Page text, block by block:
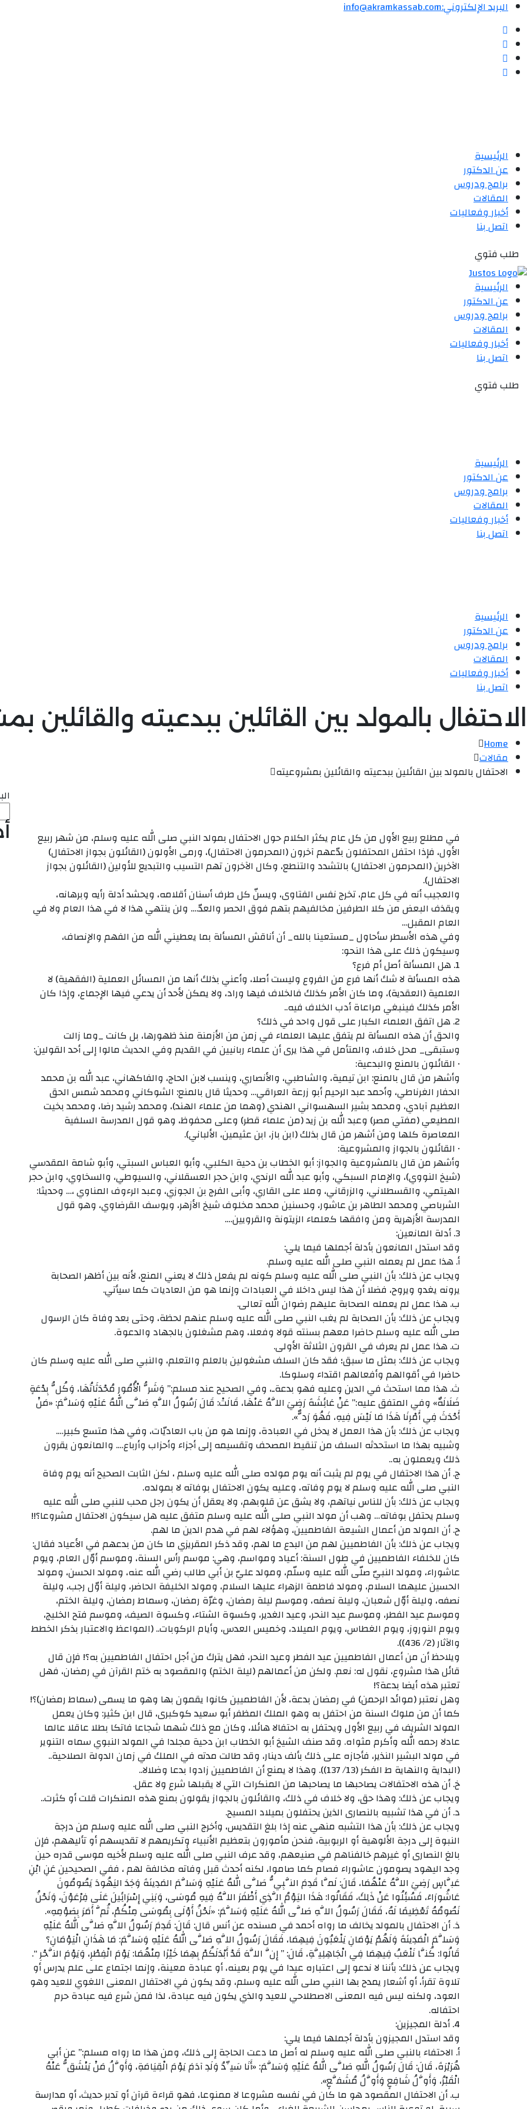
البريد الإلكتروني:info@akramkassab.com
الرئيسية
عن الدكتور
برامج ودروس
المقالات
أخبار وفعاليات
اتصل بنا
طلب فتوي
الرئيسية
عن الدكتور
برامج ودروس
المقالات
أخبار وفعاليات
اتصل بنا
طلب فتوي
الرئيسية
عن الدكتور
برامج ودروس
المقالات
أخبار وفعاليات
اتصل بنا
الرئيسية
عن الدكتور
برامج ودروس
المقالات
أخبار وفعاليات
اتصل بنا
الاحتفال بالمولد بين القائلين ببدعيته والقائلين
Home
مقالات
الاحتفال بالمولد بين القائلين ببدعيته والقائلين بمشروعيته
في مطلع ربيع الأول من كل عام يكثر الكلام حول الاحتفال بمولد النبي صلى الله عليه وسلم، من شهر ربيع
الأول، فإذا احتفل المحتفلون بدّعهم آخرون (المحرمون الاحتفال)، ورمى الأولون (القائلون بجواز الاحتفال)
الآخرين (المحرمون الاحتفال) بالتشدد والتنطع، وكال الآخرون تهم التسيب والتبديع للأولين (القائلون بجواز
الاحتفال).
والعجيب أنه في كل عام، تخرج نفس الفتاوى، ويسنّ كل طرف أسنان أقلامه، ويحشد أدلة رأيه وبرهانه،
ويقذف البعض من كلا الطرفين مخالفيهم بتهم فوق الحصر والعدّ…. ولن ينتهي هذا لا في هذا العام ولا في
العام المقبل…
وفي هذه الأسطر سأحاول _مستعينا بالله_ أن أناقش المسألة بما يعطيني الله من الفهم والإنصاف،
وسيكون ذلك على هذا النحو:
1. هل المسألة أصل أم فرع؟
هذه المسألة لا شك أنها فرع من الفروع وليست أصلا، وأعني بذلك أنها من المسائل العملية (الفقهية) لا
العلمية (العقدية)، وما كان الأمر كذلك فالخلاف فيها وراد، ولا يمكن لأحد أن يدعي فيها الإجماع، وإذا كان
الأمر كذلك فينبغي مراعاة أدب الخلاف فيه..
2. هل اتفق العلماء الكبار على قول واحد في ذلك؟
والحق أن هذه المسألة لم يتفق عليها العلماء في زمن من الأزمنة منذ ظهورها، بل كانت _وما زالت
وستبقى_ محل خلاف، والمتأمل في هذا يرى أن علماء ربانيين في القديم وفي الحديث مالوا إلى أحد القولين:
• القائلون بالمنع والبدعية:
وأشهر من قال بالمنع: ابن تيمية، والشاطبي، والأنصاري، وينسب لابن الحاج، والفاكهاني، عبد الله بن محمد
الحفار الغرناطي، وأحمد عبد الرحيم أبو زرعة العراقي… وحديثا قال بالمنع: الشوكاني ومحمد شمس الحق
العظيم آبادي، ومحمد بشير السهسواني الهندي (وهما من علماء الهند)، ومحمد رشيد رضا، ومحمد بخيت
المطيعي (مفتي مصر) وعبد الله بن زيد (من علماء قطر) وعلى محفوظ، وهو قول المدرسة السلفية
المعاصرة كلها ومن أشهر من قال بذلك (ابن باز، ابن عثيمين، الألباني).
• القائلون بالجواز والمشروعية:
وأشهر من قال بالمشروعية والجواز: أبو الخطاب بن دحية الكلبي، وأبو العباس السبتي، وأبو شامة المقدسي
(شيخ النووي)، والإمام السبكي، وأبو عبد الله الرندي، وابن حجر العسقلاني، والسيوطي، والسخاوي، وابن حجر
الهيتمي، والقسطلاني، والزرقاني، وملا على القاري، وأبى الفرج بن الجوزي، وعبد الرءوف المناوي ،… وحديثا:
الشرباصي ومحمد الطاهر بن عاشور، وحسنين محمد مخلوف شيخ الأزهر، ويوسف القرضاوي، وهو قول
المدرسة الأزهرية ومن وافقها كعلماء الزيتونة والقرويين….
3. أدلة المانعين:
وقد استدل المانعون بأدلة أجملها فيما يلي:
أ‌. هذا عمل لم يعمله النبي صلى الله عليه وسلم.
ويجاب عن ذلك: بأن النبي صلى الله عليه وسلم كونه لم يفعل ذلك لا يعني المنع، لأنه بين أظهر الصحابة
يرونه يغدو ويروح، فضلا أن هذا ليس داخلا في العبادات وإنما هو من العاديات كما سيأتي.
ب‌. هذا عمل لم يعمله الصحابة عليهم رضوان الله تعالى.
ويجاب عن ذلك: بأن الصحابة لم يغب النبي صلى الله عليه وسلم عنهم لحظة، وحتى بعد وفاة كان الرسول
صلى الله عليه وسلم حاضرا معهم بسنته قولا وفعلا، وهم مشغلون بالجهاد والدعوة.
ت‌. هذا عمل لم يعرف في القرون الثلاثة الأولى.
ويجاب عن ذلك: بمثل ما سبق؛ فقد كان السلف مشغولين بالعلم والتعلم، والنبي صلى الله عليه وسلم كان
حاضرا في أقوالهم وأفعالهم اقتداء وسلوكا.
ث‌. هذا مما استحث في الدين وعليه فهو بدعةـ، وفي الصحيح عند مسلم:” وَشَرُّ الْأُمُورِ مُحْدَثَاتُهَا، وَكُلُّ بِدْعَةٍ
ضَلَالَةٌ» وفي المتفق عليه:” عَنْ عَائِشَةَ رَضِيَ اللَّهُ عَنْهَا، قَالَتْ: قَالَ رَسُولُ اللَّهِ صَلَّى اللهُ عَلَيْهِ وَسَلَّمَ: «مَنْ
أَحْدَثَ فِي أَمْرِنَا هَذَا مَا لَيْسَ فِيهِ، فَهُوَ رَدٌّ».
ويجاب عن ذلك: بأن هذا العمل لا يدخل في العبادة، وإنما هو من باب العاديّات، وفي هذا متسع كبير….
وشبيه بهذا ما استحدثه السلف من تنقيط المصحف وتقسيمه إلى أجزاء وأحزاب وأرباع…. والمانعون يقرون
ذلك ويعملون به..
ج‌. أن هذا الاحتفال في يوم لم يثبت أنه يوم مولده صلى الله عليه وسلم ، لكن الثابت الصحيح أنه يوم وفاة
النبي صلى الله عليه وسلم لا يوم وفاته، وعليه يكون الاحتفال بوفاته لا بمولده.
ويجاب عن ذلك: بأن للناس نياتهم، ولا يشق عن قلوبهم، ولا يعقل أن يكون رجل محب للنبي صلى الله عليه
وسلم يحتفل بوفاته… وهب أن مولد النبي صلى الله عليه وسلم متفق عليه هل سيكون الاحتفال مشروعا؟!!
ح‌. أن المولد من أعمال الشيعة الفاطميين، وهؤلاء لهم في هدم الدين ما لهم.
ويجاب عن ذلك: بأن الفاطميين لهم من البدع ما لهم، وقد ذكر المقريزي ما كان من بدعهم في الأعياد فقال:
كان للخلفاء الفاطميين في طول السنة: أعياد ومواسم، وهي: موسم رأس السنة، وموسم أوّل العام، ويوم
عاشوراء، ومولد النبيّ صلّى الله عليه وسلّم، ومولد عليّ بن أبي طالب رضي الله عنه، ومولد الحسن، ومولد
الحسين عليهما السلام، ومولد فاطمة الزهراء عليها السلام، ومولد الخليفة الحاضر، وليلة أوّل رجب، وليلة
نصفه، وليلة أوّل شعبان، وليلة نصفه، وموسم ليلة رمضان، وغرّة رمضان، وسماط رمضان، وليلة الختم،
وموسم عيد الفطر، وموسم عيد النحر، وعيد الغدير، وكسوة الشتاء، وكسوة الصيف، وموسم فتح الخليج،
ويوم النوروز، ويوم الغطاس، ويوم الميلاد، وخميس العدس، وأيام الركوبات.. (المواعظ والاعتبار بذكر الخطط
والآثار (2/ 436)).
ويلاحظ أن من أعمال الفاطميين عيد الفطر وعيد النحر، فهل يترك من أجل احتفال الفاطميين به؟! فإن قال
قائل هذا مشروع، نقول له: نعم. ولكن من أعمالهم (ليلة الختم) والمقصود به ختم القرآن في رمضان، فهل
تعتبر هذه أيضا بدعة؟!
وهل نعتبر (موائد الرحمن) في رمضان بدعة، لأن الفاطميين كانوا يقمون بها وهو ما يسمى (سماط رمضان)؟!
كما أن من ملوك السنة من احتفل به وهو الملك المظفر أبو سعيد كوكبرى، قال ابن كثير: وكان يعمل
المولد الشريف في ربيع الأول ويحتفل به احتفالا هائلا، وكان مع ذلك شهما شجاعا فاتكا بطلا عاقلا عالما
عادلا رحمه الله وأكرم مثواه. وقد صنف الشيخ أبو الخطاب ابن دحية مجلدا في المولد النبوي سماه التنوير
في مولد البشير النذير، فأجازه على ذلك بألف دينار، وقد طالت مدته في الملك في زمان الدولة الصلاحية..
(البداية والنهاية ط الفكر (13/ 137)). وهذا لا يمنع أن الفاطميين زادوا بدعا وضلالا..
خ‌. أن هذه الاحتفالات يصاحبها ما يصاحبها من المنكرات التي لا يقبلها شرع ولا عقل.
ويجاب عن ذلك: وهذا حق، ولا خلاف في ذلك، والقائلون بالجواز يقولون بمنع هذه المنكرات قلت أو كثرت..
د‌. أن في هذا تشبيه بالنصارى الذين يحتفلون بميلاد المسيح.
ويجاب عن ذلك: بأن هذا التشبه منهي عنه إذا بلغ التقديس، وأخرج النبي صلى الله عليه وسلم من درجة
النبوة إلى درجة الألوهية أو الربوبية، فنحن مأمورون بتعظيم الأنبياء وتكريمهم لا تقديسهم أو تأليههم، فإن
بالغ النصارى أو غيرهم خالفناهم في صنيعهم، وقد عرف النبي صلى الله عليه وسلم لأخيه موسى قدره حين
وجد اليهود يصومون عاشوراء فصام كما صاموا، لكنه أحدث قبل وفاته مخالفة لهم ، ففي الصحيحين عَنِ ابْنِ
عَبَّاسٍ رَضِيَ اللَّهُ عَنْهُمَا، قَالَ: لَمَّا قَدِمَ النَّبِيُّ صَلَّى اللهُ عَلَيْهِ وَسَلَّمَ المَدِينَةَ وَجَدَ اليَهُودَ يَصُومُونَ
عَاشُورَاءَ، فَسُئِلُوا عَنْ ذَلِكَ، فَقَالُوا: هَذَا اليَوْمُ الَّذِي أَظْفَرَ اللَّهُ فِيهِ مُوسَى، وَبَنِي إِسْرَائِيلَ عَلَى فِرْعَوْنَ، وَنَحْنُ
نَصُومُهُ تَعْظِيمًا لَهُ، فَقَالَ رَسُولُ اللَّهِ صَلَّى اللهُ عَلَيْهِ وَسَلَّمَ: «نَحْنُ أَوْلَى بِمُوسَى مِنْكُمْ، ثُمَّ أَمَرَ بِصَوْمِهِ».
ذ‌. أن الاحتفال بالمولد يخالف ما رواه أحمد في مسنده عن أنس قال: قَالَ: قَدِمَ رَسُولُ اللَّهِ صَلَّى اللهُ عَلَيْهِ
وَسَلَّمَ الْمَدِينَةَ وَلَهُمْ يَوْمَانِ يَلْعَبُونَ فِيهِمَا، فَقَالَ رَسُولُ اللَّهِ صَلَّى اللهُ عَلَيْهِ وَسَلَّمَ: مَا هَذَانِ الْيَوْمَانِ؟
قَالُوا: كُنَّا نَلْعَبُ فِيهِمَا فِي الْجَاهِلِيَّةِ، قَالَ: ” إِنَّ اللَّهَ قَدْ أَبْدَلَكُمْ بِهِمَا خَيْرًا مِنْهُمَا: يَوْمَ الْفِطْرِ، وَيَوْمَ النَّحْرِ “.
ويجاب عن ذلك: بأننا لا ندعو إلى اعتباره عيدا في يوم بعينه، أو عبادة معينة، وإنما اجتماع على علم يدرس أو
تلاوة تقرأ، أو أشعار يمدح بها النبي صلى الله عليه وسلم، وقد يكون في الاحتفال المعنى اللغوي للعيد وهو
العود، ولكنه ليس فيه المعنى الاصطلاحي للعيد والذي يكون فيه عبادة، لذا فمن شرع فيه عبادة حرم
احتفاله.
4. أدلة المجيزين:
وقد استدل المجيزون بأدلة أجملها فيما يلي:
أ‌. الاحتفاء بالنبي صلى الله عليه وسلم له أصل ما دعت الحاجة إلى ذلك، ومن هذا ما رواه مسلم:” عن أبي
هُرَيْرَةَ، قَالَ: قَالَ رَسُولُ اللهِ صَلَّى اللهُ عَلَيْهِ وَسَلَّمَ: «أَنَا سَيِّدُ وَلَدِ آدَمَ يَوْمَ الْقِيَامَةِ، وَأَوَّلُ مَنْ يَنْشَقُّ عَنْهُ
الْقَبْرُ، وَأَوَّلُ شَافِعٍ وَأَوَّلُ مُشَفَّعٍ».
ب‌. أن الاحتفال المقصود هو ما كان في نفسه مشروعا لا ممنوعا، فهو قراءة قرآن أو تدبر حديث، أو مدارسة